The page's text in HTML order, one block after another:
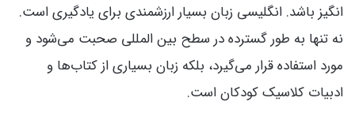
انگیز باشد. انگلیسی زبان بسیار ارزشمندی برای یادگیری است.
نه تنها به طور گسترده در سطح بین المللی صحبت می‌شود و
مورد استفاده قرار می‌گیرد، بلکه زبان بسیاری از کتاب‌ها و
ادبیات کلاسیک کودکان است.